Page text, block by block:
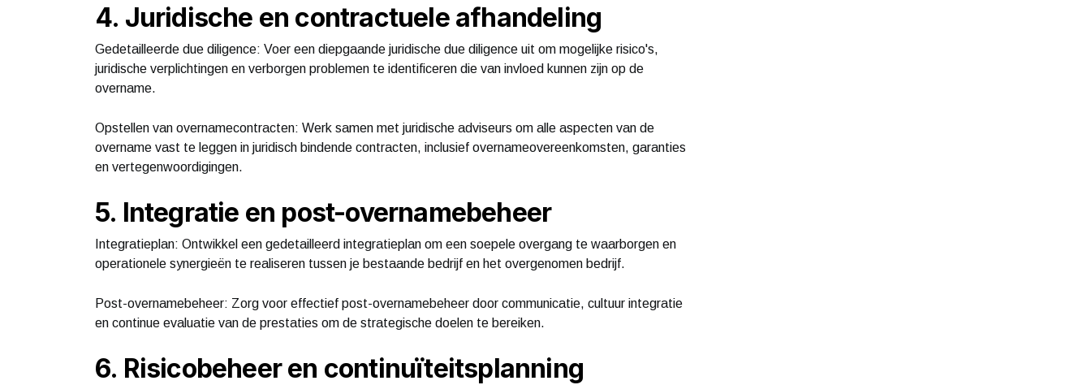
4. Juridische en contractuele afhandeling
Gedetailleerde due diligence: Voer een diepgaande juridische due diligence uit om mogelijke risico's,
juridische verplichtingen en verborgen problemen te identificeren die van invloed kunnen zijn op de
overname.
Opstellen van overnamecontracten: Werk samen met juridische adviseurs om alle aspecten van de
overname vast te leggen in juridisch bindende contracten, inclusief overnameovereenkomsten, garanties
en vertegenwoordigingen.
5. Integratie en post-overnamebeheer
Integratieplan: Ontwikkel een gedetailleerd integratieplan om een soepele overgang te waarborgen en
operationele synergieën te realiseren tussen je bestaande bedrijf en het overgenomen bedrijf.
Post-overnamebeheer: Zorg voor effectief post-overnamebeheer door communicatie, cultuur integratie
en continue evaluatie van de prestaties om de strategische doelen te bereiken.
6. Risicobeheer en continuïteitsplanning